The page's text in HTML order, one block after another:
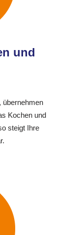
und
übernehmen
Kochen und
steigt Ihre